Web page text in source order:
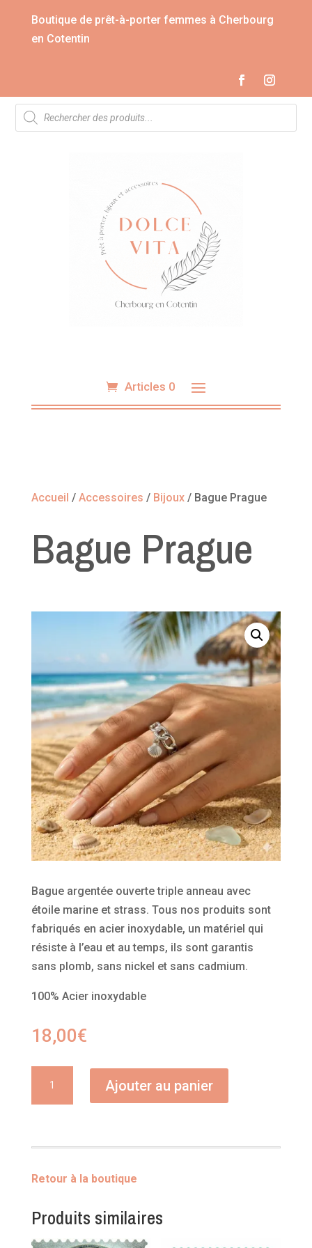
Boutique de prêt-à-porter femmes à Cherbourg
en Cotentin
Recherche
de
produits
Articles 0
Accueil / Accessoires / Bijoux/ Bague Prague
Bague Prague
Bague argentée ouverte triple anneau avec
étoile marine et strass. Tous nos produits sont
fabriqués en acier inoxydable, un matériel qui
résiste à l’eau et au temps, ils sont garantis
sans plomb, sans nickel et sans cadmium.
100% Acier inoxydable
18,00€
Ajouter au panier
Retour à la boutique
Produits similaires